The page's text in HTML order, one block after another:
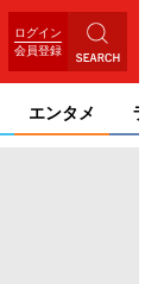
ログイン
会員登録
エンタメ ライ